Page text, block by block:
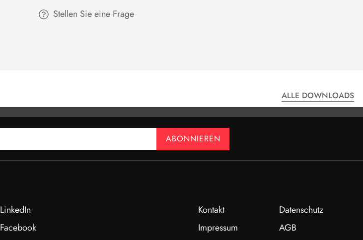
Stellen Sie eine Frage
ALLE DOWNLOADS
ABONNIEREN
LinkedIn
Facebook
Kontakt
Impressum
Datenschutz
AGB